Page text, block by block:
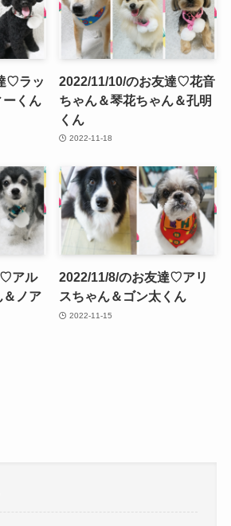
♡ラッ
ーくん
2022/11/10/のお友達♡花音
ちゃん＆琴花ちゃん＆孔明
くん
2022-11-18
♡アル
＆ノア
2022/11/8/のお友達♡アリ
スちゃん＆ゴン太くん
2022-11-15